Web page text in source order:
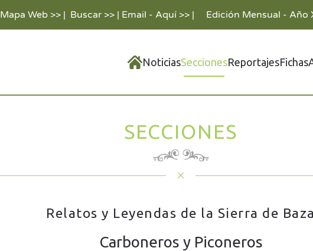
Mapa Web >>| Buscar >>| Email - Aquí >>| Edición Mensual - Año
NoticiasSeccionesReportajesFichas
SECCIONES
Relatos y Leyendas de la Sierra de Baza
Carboneros y Piconeros